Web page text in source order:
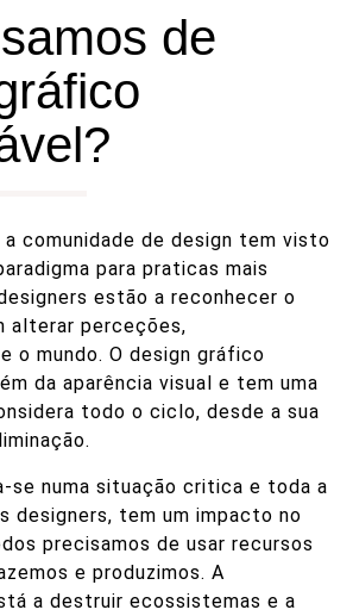
de
a comunidade de design tem visto
para praticas mais
estão a reconhecer o
alterar perceções,
o mundo. O design gráfico
da aparência visual e tem uma
todo o ciclo, desde a sua
se numa situação critica e toda a
designers, tem um impacto no
precisamos de usar recursos
e produzimos. A
a destruir ecossistemas e a